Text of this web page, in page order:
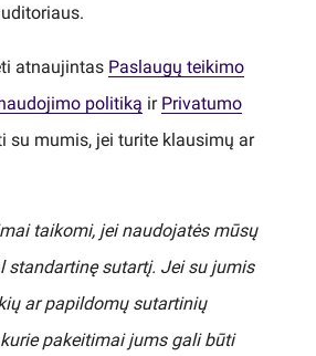
atnaujintas Paslaugų teikimo
politiką ir Privatumo
su mumis, jei turite klausimų ar
taikomi, jei naudojatės mūsų
standartinę sutartį. Jei su jumis
ar papildomų sutartinių
pakeitimai jums gali būti